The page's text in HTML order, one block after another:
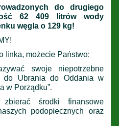
do drugiego
62 409 litrów wody
węgla o 129 kg!
linka, możecie Państwo:
swoje niepotrzebne
do Ubrania do Oddania w
w Porządku”.
środki finansowe
podopiecznych oraz